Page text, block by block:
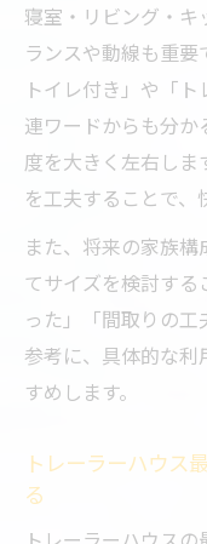
寝室・リビング・
ランスや動線も重
トイレ付き」や「
連ワードからも分
度を大きく左右しま
を工夫することで、
また、将来の家族
てサイズを検討す
った」「間取りの
参考に、具体的な
すめします。
トレーラーハウス
る